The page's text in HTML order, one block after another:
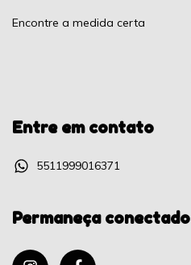
Encontre a medida certa
Entre em contato
5511999016371
Permaneça conectado